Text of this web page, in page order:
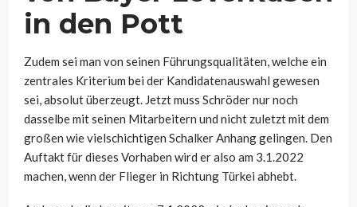
in den Pott
Zudem sei man von seinen Führungsqualitäten, welche ein
zentrales Kriterium bei der Kandidatenauswahl gewesen
sei, absolut überzeugt. Jetzt muss Schröder nur noch
dasselbe mit seinen Mitarbeitern und nicht zuletzt mit dem
großen wie vielschichtigen Schalker Anhang gelingen. Den
Auftakt für dieses Vorhaben wird er also am 3.1.2022
machen, wenn der Flieger in Richtung Türkei abhebt.